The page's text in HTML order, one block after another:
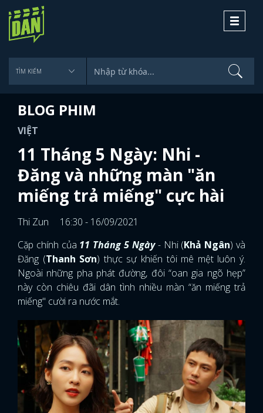
Toggle
BLOG PHIM
VIỆT
11 Tháng 5 Ngày: Nhi -
Đăng và những màn "ăn
miếng trả miếng" cực hài
Thi Zun
16:30 - 16/09/2021
Cặp chính của 11 Tháng 5 Ngày- Nhi (Khả Ngân) và
Đăng (Thanh Sơn) thực sự khiến tôi mê mệt luôn ý.
Ngoài những pha phát đường, đôi “oan gia ngõ hẹp”
này còn chiêu đãi dân tình nhiều màn “ăn miếng trả
miếng" cười ra nước mắt.